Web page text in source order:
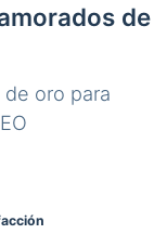
de
oro para